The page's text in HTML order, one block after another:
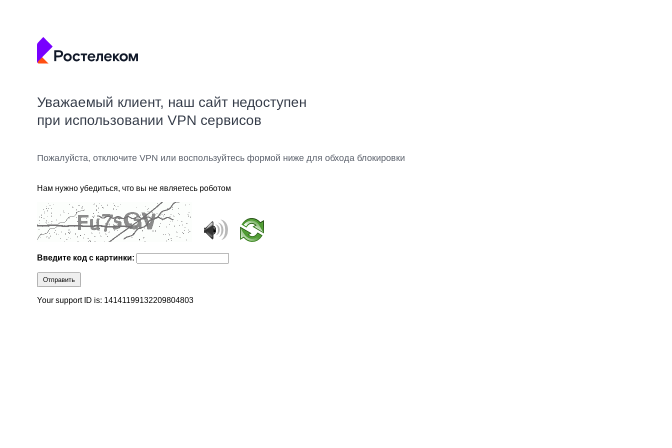
Уважаемый клиент, наш сайт недоступен
при использовании VPN сервисов
Пожалуйста, отключите VPN или воспользуйтесь формой ниже для обхода блокировки
Нам нужно убедиться, что вы не являетесь роботом
Введите код с картинки:
Отправить
Your support ID is: 14141199132209804803